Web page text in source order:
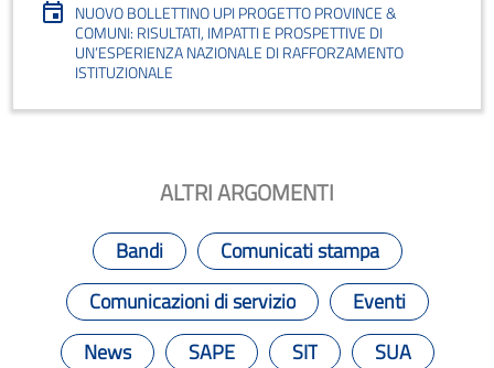
NUOVO BOLLETTINO UPI PROGETTO PROVINCE &
COMUNI: RISULTATI, IMPATTI E PROSPETTIVE DI
UN’ESPERIENZA NAZIONALE DI RAFFORZAMENTO
ISTITUZIONALE
ALTRI ARGOMENTI
Bandi
Comunicati stampa
Comunicazioni di servizio
Eventi
News
SAPE SIT SUA